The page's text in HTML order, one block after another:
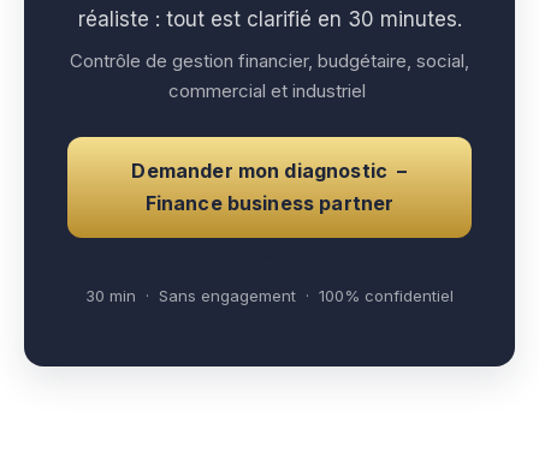
réaliste : tout est clarifié en 30 minutes.
Contrôle de gestion financier, budgétaire, social,
commercial et industriel
Demander mon diagnostic –
Finance business partner
30 min · Sans engagement · 100% confidentiel